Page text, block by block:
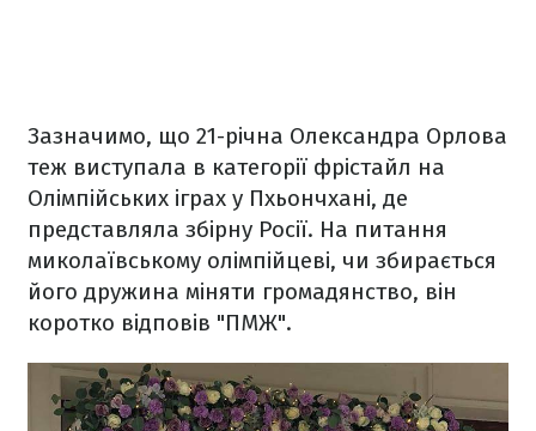
Зазначимо, що 21-річна Олександра Орлова
теж виступала в категорії фрістайл на
Олімпійських іграх у Пхьончхані, де
представляла збірну Росії. На питання
миколаївському олімпійцеві, чи збирається
його дружина міняти громадянство, він
коротко відповів "ПМЖ".